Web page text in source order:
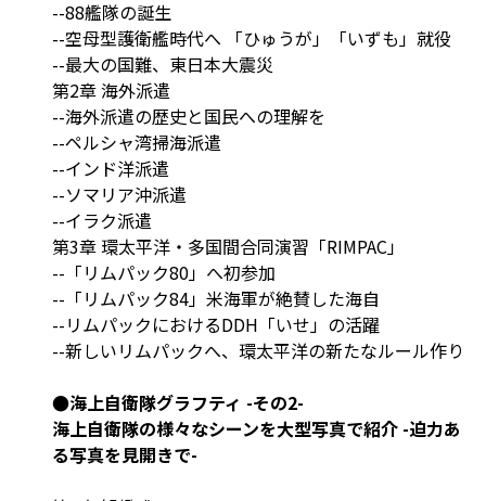
--88艦隊の誕生
--空母型護衛艦時代へ 「ひゅうが」「いずも」就役
--最大の国難、東日本大震災
第2章 海外派遣
--海外派遣の歴史と国民への理解を
--ペルシャ湾掃海派遣
--インド洋派遣
--ソマリア沖派遣
--イラク派遣
第3章 環太平洋・多国間合同演習「RIMPAC」
--「リムパック80」へ初参加
--「リムパック84」米海軍が絶賛した海自
--リムパックにおけるDDH「いせ」の活躍
--新しいリムパックへ、環太平洋の新たなルール作り
●海上自衛隊グラフティ -その2-
海上自衛隊の様々なシーンを大型写真で紹介 -迫力あ
る写真を見開きで-